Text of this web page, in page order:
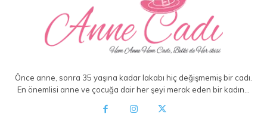
Önce anne, sonra 35 yaşına kadar lakabı hiç değişmemiş bir cadı.
En önemlisi anne ve çocuğa dair her şeyi merak eden bir kadın…